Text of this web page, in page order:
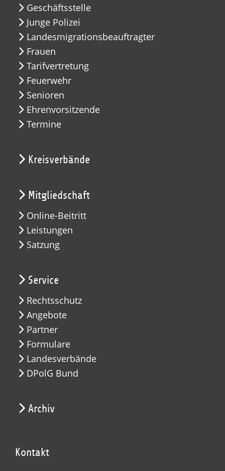
Geschäftsstelle
Junge Polizei
Landesmigrationsbeauftragter
Frauen
Tarifvertretung
Feuerwehr
Senioren
Ehrenvorsitzende
Termine
Kreisverbände
Mitgliedschaft
Online-Beitritt
Leistungen
Satzung
Service
Rechtsschutz
Angebote
Partner
Formulare
Landesverbände
DPolG Bund
Archiv
Kontakt